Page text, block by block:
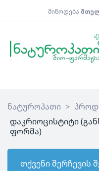
მიწოდება
ნატუროპათი >
დაკრიოცისტიტი
ფორმა)
თქვენი შერჩევის